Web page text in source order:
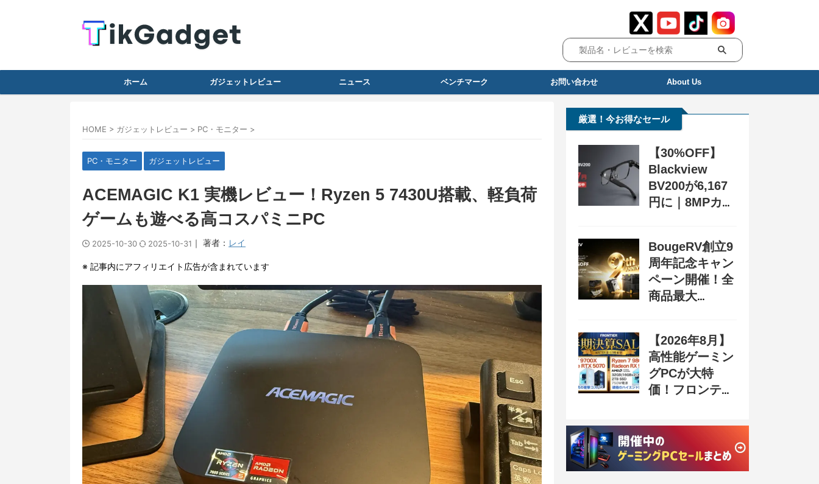
ホーム ガジェットレビュー ニュース ベンチマーク お問い合わせ About Us
HOME > ガジェットレビュー > PC・モニター >
PC・モニター ガジェットレビュー
ACEMAGIC K1 実機レビュー！Ryzen 5 7430U搭載、軽負荷
ゲームも遊べる高コスパミニPC
2025-10-30 2025-10-31 ｜ 著者： レイ
※ 記事内にアフィリエイト広告が含まれています
厳選！今お得なセール
【30%OFF】
Blackview
BV200が6,167
円に｜8MPカメ
ン配布中
BougeRV創立9
周年記念キャン
ペーン開催！全
商品最大
31日まで
【2026年8月】
高性能ゲーミン
グPCが大特
価！フロンティ
SALE』開催、
セール情報まと
め